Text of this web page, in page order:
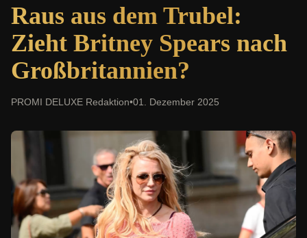
Raus aus dem Trubel:
Zieht Britney Spears nach
Großbritannien?
PROMI DELUXE Redaktion•01. Dezember 2025